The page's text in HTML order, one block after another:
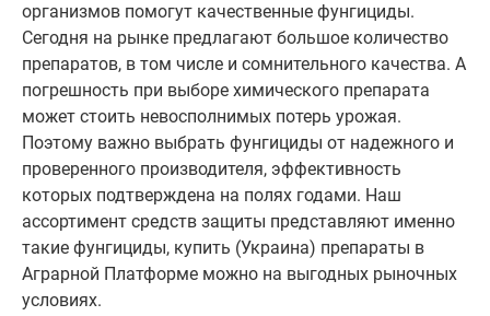
организмов помогут качественные фунгициды.
Сегодня на рынке предлагают большое количество
препаратов, в том числе и сомнительного качества. А
погрешность при выборе химического препарата
может стоить невосполнимых потерь урожая.
Поэтому важно выбрать фунгициды от надежного и
проверенного производителя, эффективность
которых подтверждена на полях годами. Наш
ассортимент средств защиты представляют именно
такие фунгициды, купить (Украина) препараты в
Аграрной Платформе можно на выгодных рыночных
условиях.